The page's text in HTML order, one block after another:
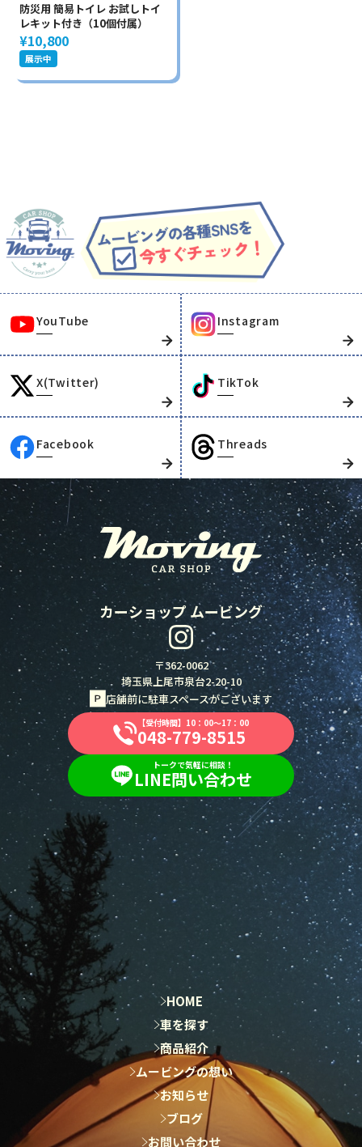
防災用 簡易トイレ お試しトイ
レキット付き（10個付属）
¥10,800
展示中
YouTube Instagram
X(Twitter) TikTok
Facebook Threads
カーショップ ムービング
〒362-0062
埼玉県上尾市泉台2-20-10
店舗前に駐車スペースがございます
【受付時間】10：00～17：00
048-779-8515
048-779-8515
トークで気軽に相談！
LINE問い合わせ
LINE問い合わせ
HOME
HOME
車を探す
車を探す
商品紹介
商品紹介
ムービングの想い
ムービングの想い
お知らせ
お知らせ
ブログ
ブログ
お問い合わせ